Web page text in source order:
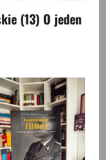
(13) O jeden